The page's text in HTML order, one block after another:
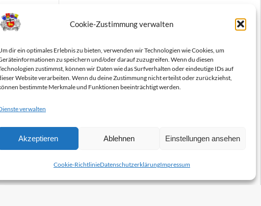
Cookie-Zustimmung verwalten
dir ein optimales Erlebnis zu bieten, verwenden wir Technologien wie Cookies, um
zu speichern und/oder darauf zuzugreifen. Wenn du diesen
zustimmst, können wir Daten wie das Surfverhalten oder eindeutige IDs auf
Website verarbeiten. Wenn du deine Zustimmung nicht erteilst oder zurückziehst,
bestimmte Merkmale und Funktionen beeinträchtigt werden.
verwalten
Akzeptieren Ablehnen Einstellungen ansehen
Cookie-RichtlinieDatenschutzerklärungImpressum